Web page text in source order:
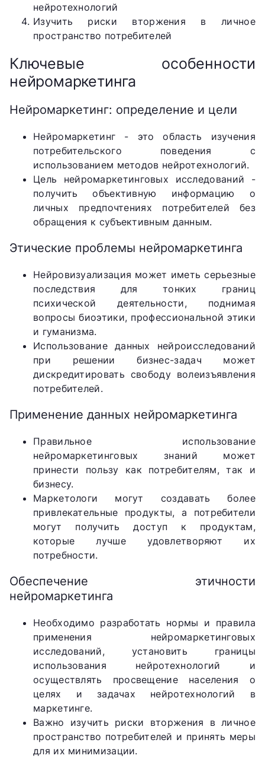
нейротехнологий
Изучить риски вторжения в личное
пространство потребителей
Ключевые особенности
нейромаркетинга
Нейромаркетинг: определение и цели
Нейромаркетинг - это область изучения
потребительского поведения с
использованием методов нейротехнологий.
Цель нейромаркетинговых исследований -
получить объективную информацию о
личных предпочтениях потребителей без
обращения к субъективным данным.
Этические проблемы нейромаркетинга
Нейровизуализация может иметь серьезные
последствия для тонких границ
психической деятельности, поднимая
вопросы биоэтики, профессиональной этики
и гуманизма.
Использование данных нейроисследований
при решении бизнес-задач может
дискредитировать свободу волеизъявления
потребителей.
Применение данных нейромаркетинга
Правильное использование
нейромаркетинговых знаний может
принести пользу как потребителям, так и
бизнесу.
Маркетологи могут создавать более
привлекательные продукты, а потребители
могут получить доступ к продуктам,
которые лучше удовлетворяют их
потребности.
Обеспечение этичности
нейромаркетинга
Необходимо разработать нормы и правила
применения нейромаркетинговых
исследований, установить границы
использования нейротехнологий и
осуществлять просвещение населения о
целях и задачах нейротехнологий в
маркетинге.
Важно изучить риски вторжения в личное
пространство потребителей и принять меры
для их минимизации.